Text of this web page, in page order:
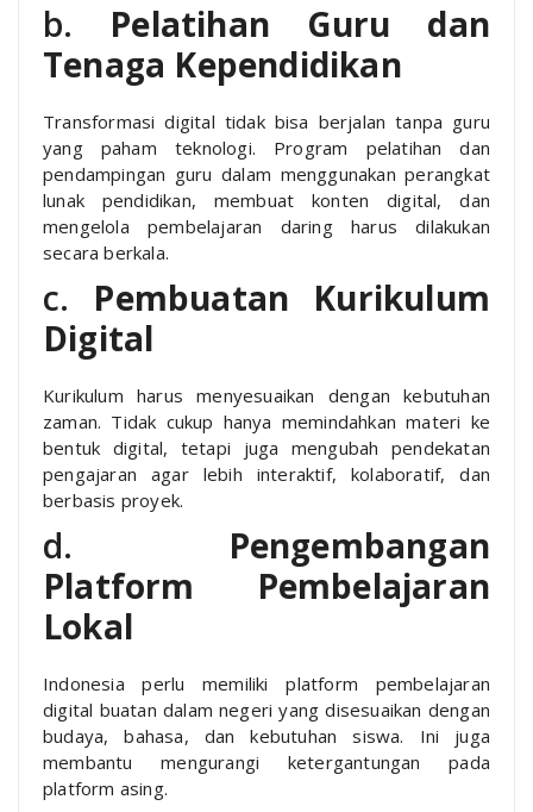
b. Pelatihan Guru dan
Tenaga Kependidikan
Transformasi digital tidak bisa berjalan tanpa guru
yang paham teknologi. Program pelatihan dan
pendampingan guru dalam menggunakan perangkat
lunak pendidikan, membuat konten digital, dan
mengelola pembelajaran daring harus dilakukan
secara berkala.
c. Pembuatan Kurikulum
Digital
Kurikulum harus menyesuaikan dengan kebutuhan
zaman. Tidak cukup hanya memindahkan materi ke
bentuk digital, tetapi juga mengubah pendekatan
pengajaran agar lebih interaktif, kolaboratif, dan
berbasis proyek.
d. Pengembangan
Platform Pembelajaran
Lokal
Indonesia perlu memiliki platform pembelajaran
digital buatan dalam negeri yang disesuaikan dengan
budaya, bahasa, dan kebutuhan siswa. Ini juga
membantu mengurangi ketergantungan pada
platform asing.